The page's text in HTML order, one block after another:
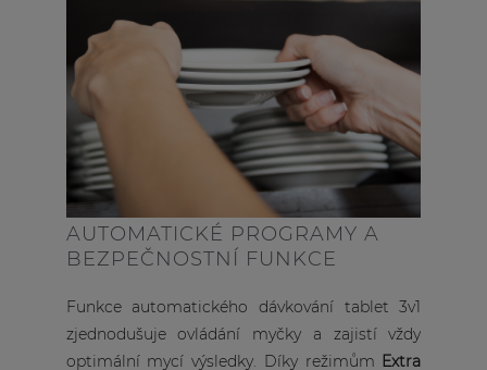
AUTOMATICKÉ PROGRAMY A
BEZPEČNOSTNÍ FUNKCE
Funkce automatického dávkování tablet 3v1
zjednodušuje ovládání myčky a zajistí vždy
optimální mycí výsledky. Díky režimům Extra